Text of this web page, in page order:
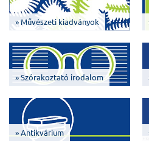
» Művészeti kiadványok
» Szórakoztató irodalom
» Antikvárium